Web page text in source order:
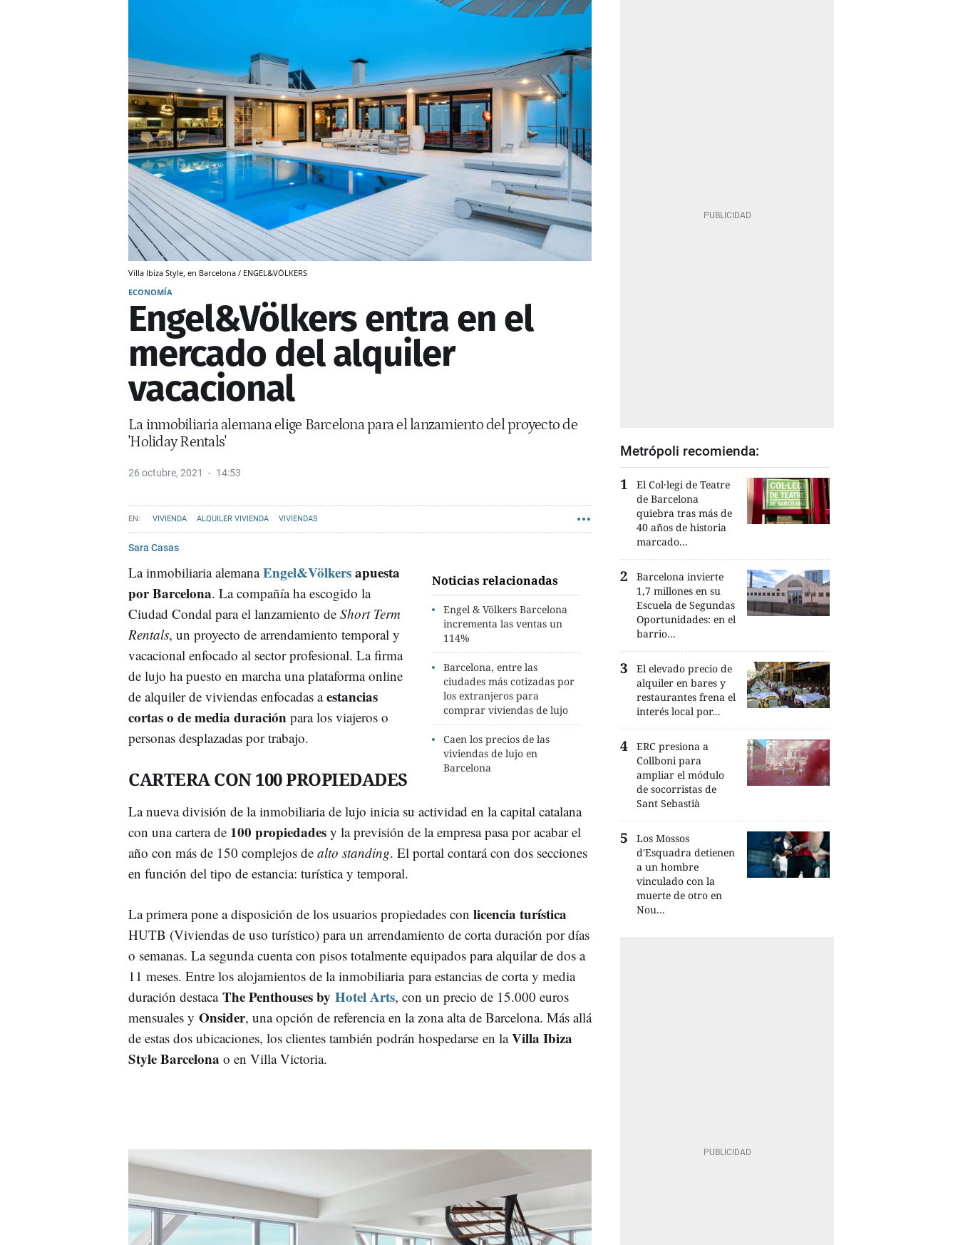
Villa Ibiza Style, en Barcelona / ENGEL&VÖLKERS
ECONOMÍA
Engel&Völkers entra en el
mercado del alquiler
vacacional
La inmobiliaria alemana elige Barcelona para el lanzamiento del proyecto de
'Holiday Rentals'
26 octubre, 2021 14:53
VIVIENDA ALQUILER VIVIENDA VIVIENDAS
Sara Casas
Noticias relacionadas
Engel & Völkers Barcelona
incrementa las ventas un
114%
Barcelona, entre las
ciudades más cotizadas por
los extranjeros para
comprar viviendas de lujo
Caen los precios de las
viviendas de lujo en
Barcelona
La inmobiliaria alemanaEngel&Völkersapuesta
por Barcelona. La compañía ha escogido la
Ciudad Condal para el lanzamiento de Short Term
Rentals, un proyecto de arrendamiento temporal y
vacacional enfocado al sector profesional. La firma
de lujo ha puesto en marcha una plataforma online
de alquiler de viviendas enfocadas aestancias
cortas o de media duración para los viajeros o
personas desplazadas por trabajo.
CARTERA CON 100 PROPIEDADES
La nueva división de la inmobiliaria de lujo inicia su actividad en la capital catalana
con una cartera de 100 propiedades y la previsión de la empresa pasa por acabar el
año con más de 150 complejos de alto standing. El portal contará con dos secciones
en función del tipo de estancia: turística y temporal.
La primera pone a disposición de los usuarios propiedades con licencia turística
HUTB (Viviendas de uso turístico) para un arrendamiento de corta duración por días
o semanas. La segunda cuenta con pisos totalmente equipados para alquilar de dos a
11 meses. Entre los alojamientos de la inmobiliaria para estancias de corta y media
duración destaca The Penthouses by Hotel Arts, con un precio de 15.000 euros
mensuales y Onsider, una opción de referencia en la zona alta de Barcelona. Más allá
de estas dos ubicaciones, los clientes también podrán hospedarse en laVilla Ibiza
Style Barcelona o en Villa Victoria.
Metrópoli recomienda:
El Col·legi de Teatre
de Barcelona
quiebra tras más de
40 años de historia
marcado...
Barcelona invierte
1,7 millones en su
Escuela de Segundas
Oportunidades: en el
barrio...
El elevado precio de
alquiler en bares y
restaurantes frena el
interés local por...
ERC presiona a
Collboni para
ampliar el módulo
de socorristas de
Sant Sebastià
Los Mossos
d'Esquadra detienen
a un hombre
vinculado con la
muerte de otro en
Nou...